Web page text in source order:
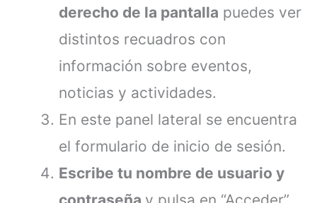
derecho de la pantalla puedes ver
distintos recuadros con
información sobre eventos,
noticias y actividades.
En este panel lateral se encuentra
el formulario de inicio de sesión.
Escribe tu nombre de usuario y